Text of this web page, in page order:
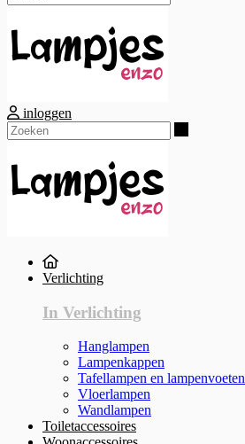
inloggen
Verlichting
In Verlichting
Hanglampen
Lampenkappen
Tafellampen en lampenvoeten
Vloerlampen
Wandlampen
Toiletaccessoires